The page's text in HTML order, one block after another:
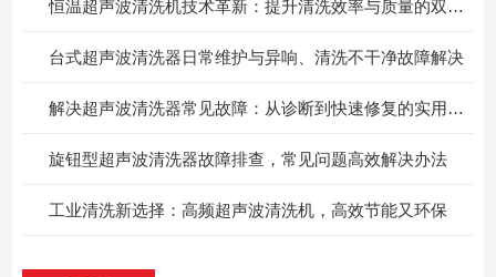
恒温超声波清洗机技术革新：提升清洗效率与质量的双重保障
台式超声波清洗器日常维护与异响、清洗不干净故障解决
解决超声波清洗器常见故障：从诊断到快速修复的实用技巧
旋钮型超声波清洗器故障排查，常见问题高效解决办法
工业清洗新选择：高频超声波清洗机，高效节能又环保